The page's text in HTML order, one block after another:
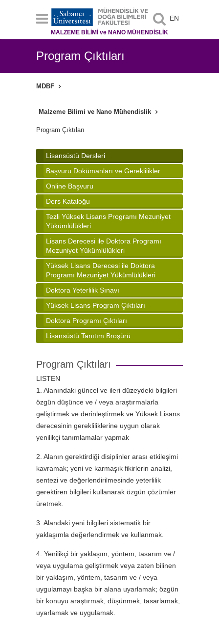
EN
MALZEME BİLİMİ ve NANO MÜHENDİSLİK
Program Çıktıları
MDBF
Malzeme Bilimi ve Nano Mühendislik
Program Çıktıları
Lisansüstü Dersleri
Başvuru Dokümanları ve Gereklilikler
Online Başvuru
Ders Kataloğu
Tezli Yüksek Lisans Programı Mezuniyet
Yükümlülükleri
Lisans Derecesi ile Doktora Programı
Mezuniyet Yükümlülükleri
Yüksek Lisans Derecesi ile Doktora
Programı Mezuniyet Yükümlülükleri
Doktora Yeterlilik Sınavı
Yüksek Lisans Program Çıktıları
Doktora Programı Çıktıları
Lisansüstü Tanıtım Broşürü
Program Çıktıları
LISTEN
1. Alanındaki güncel ve ileri düzeydeki bilgileri
özgün düşünce ve / veya araştırmalarla
geliştirmek ve derinleştirmek ve Yüksek Lisans
derecesinin gerekliliklerine uygun olarak
yenilikçi tanımlamalar yapmak
2. Alanın gerektirdiği disiplinler arası etkileşimi
kavramak; yeni ve karmaşık fikirlerin analizi,
sentezi ve değerlendirilmesinde yeterlilik
gerektiren bilgileri kullanarak özgün çözümler
üretmek.
3. Alandaki yeni bilgileri sistematik bir
yaklaşımla değerlendirmek ve kullanmak.
4. Yenilikçi bir yaklaşım, yöntem, tasarım ve /
veya uygulama geliştirmek veya zaten bilinen
bir yaklaşım, yöntem, tasarım ve / veya
uygulamayı başka bir alana uyarlamak; özgün
bir konuyu araştırmak, düşünmek, tasarlamak,
uyarlamak ve uygulamak.